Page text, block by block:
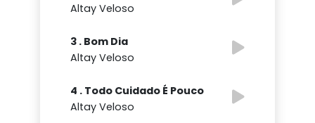
Altay Veloso
3 . Bom Dia
Altay Veloso
4 . Todo Cuidado É Pouco
Altay Veloso